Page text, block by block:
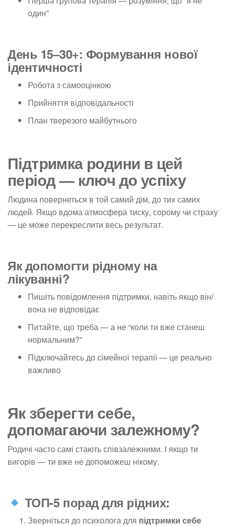
один”
День 15–30+: Формування нової
ідентичності
Робота з самооцінкою
Прийняття відповідальності
План тверезого майбутнього
Підтримка родини в цей
період — ключ до успіху
Людина повернеться в той самий дім, до тих самих
людей. Якщо вдома атмосфера тиску, сорому чи страху
— це може перекреслити весь результат.
Як допомогти рідному на
лікуванні?
Пишіть повідомлення підтримки, навіть якщо він/
вона не відповідає
Питайте, що треба — а не “коли ти вже станеш
нормальним?”
Підключайтесь до сімейної терапії — це реально
важливо
Як зберегти себе,
допомагаючи залежному?
Родичі часто самі стають співзалежними. І якщо ти
вигорів — ти вже не допоможеш нікому.
ТОП-5 порад для рідних:
Зверніться до психолога для підтримки себе